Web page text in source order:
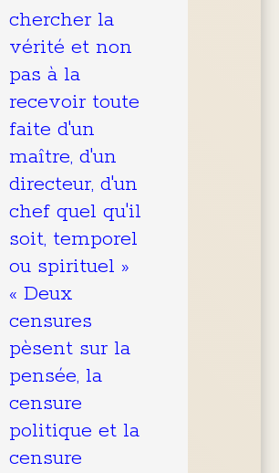
chercher la
vérité et non
pas à la
recevoir toute
faite d'un
maître, d'un
directeur, d'un
chef quel qu'il
soit, temporel
ou spirituel »
« Deux
censures
pèsent sur la
pensée, la
censure
politique et la
censure